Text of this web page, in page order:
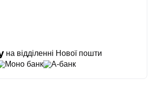
на відділенні Нової пошти
Моно банк А-банк